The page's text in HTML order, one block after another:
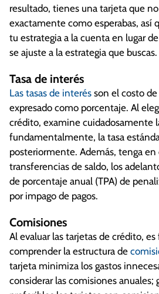
resultado, tienes una tarjeta que
exactamente como esperabas, así
tu estrategia a la cuenta en lugar
se ajuste a la estrategia que buscas.
Tasa de interés
Las tasas de interés son el costo
expresado como porcentaje. Al
crédito, examine cuidadosamente
fundamentalmente, la tasa
posteriormente. Además, tenga en
transferencias de saldo, los
de porcentaje anual (TPA) de
por impago de pagos.
Comisiones
Al evaluar las tarjetas de crédito,
comprender la estructura de
tarjeta minimiza los gastos
considerar las comisiones anuales;